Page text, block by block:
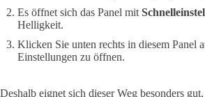
Es öffnet sich das Panel mit
Helligkeit.
Klicken Sie unten rechts in diesem Panel
Einstellungen zu öffnen.
Deshalb eignet sich dieser Weg besonders